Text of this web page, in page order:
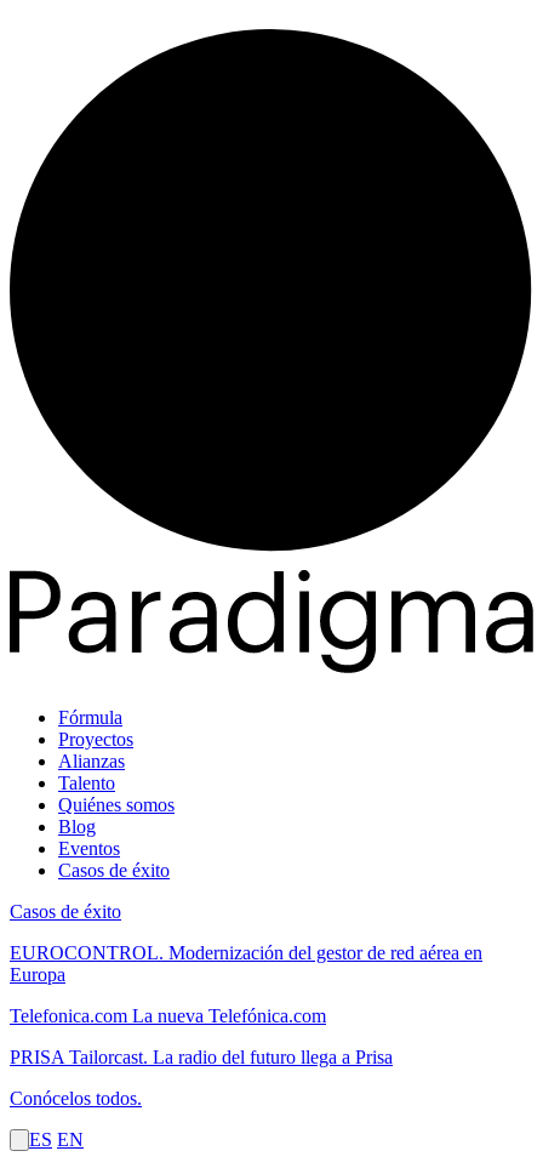
Fórmula
Proyectos
Alianzas
Talento
Quiénes somos
Blog
Eventos
Casos de éxito
Casos de éxito
EUROCONTROL. Modernización del gestor de red aérea en
Europa
Telefonica.com La nueva Telefónica.com
PRISA Tailorcast. La radio del futuro llega a Prisa
Conócelos todos.
ES EN